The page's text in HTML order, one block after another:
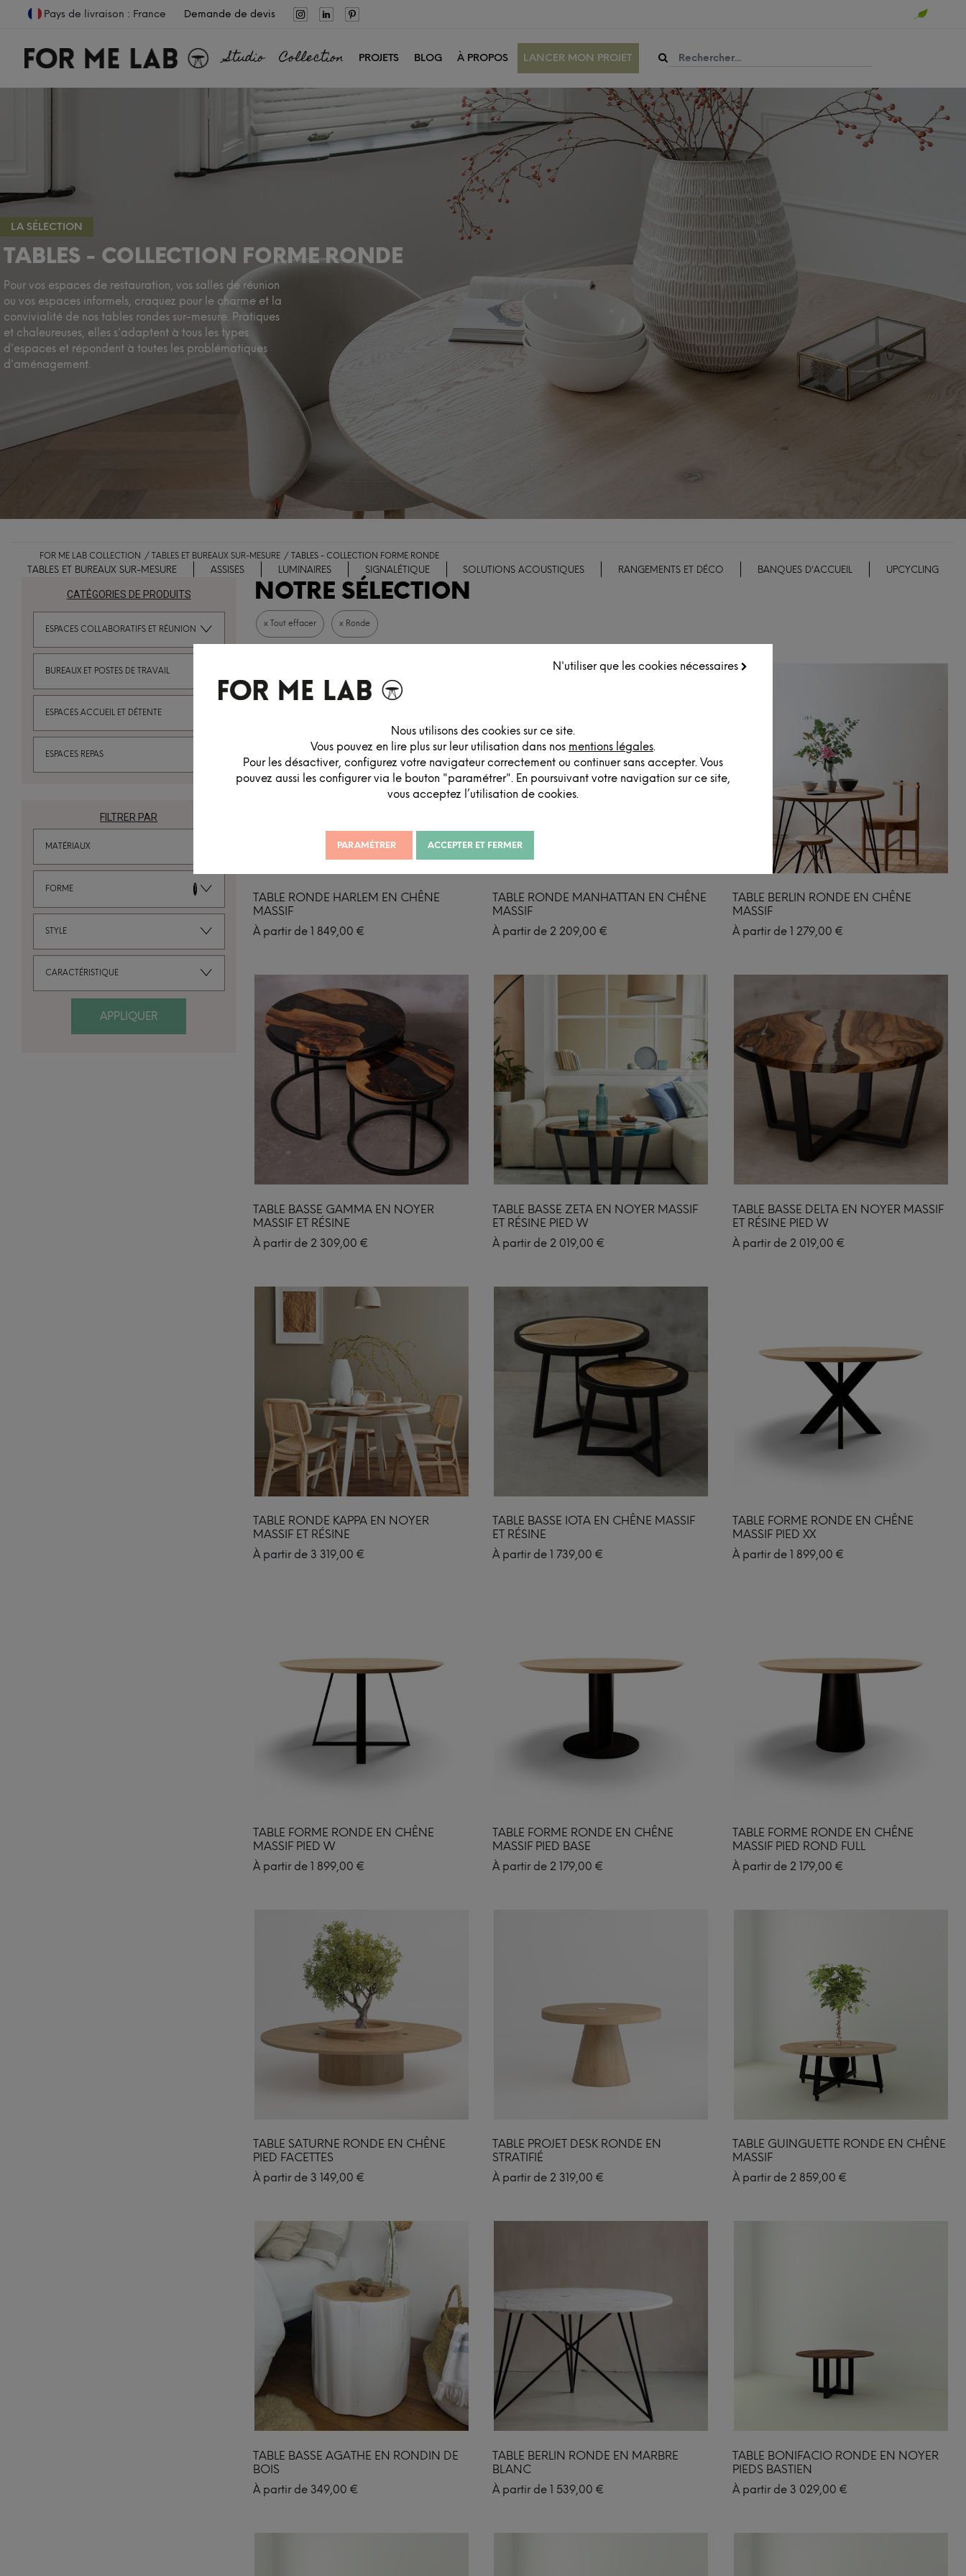
N'utiliser que les cookies nécessaires
Nous utilisons des cookies sur ce site.
Vous pouvez en lire plus sur leur utilisation dans nos mentions légales.
Pour les désactiver, configurez votre navigateur correctement ou continuer sans accepter. Vous
pouvez aussi les configurer via le bouton "paramétrer". En poursuivant votre navigation sur ce site,
vous acceptez l’utilisation de cookies.
PARAMÉTRER ACCEPTER ET FERMER
Pays de livraison : France Demande de devis
Studio Collection PROJETS BLOG À PROPOS LANCER MON PROJET
LA SÉLECTION
TABLES - COLLECTION FORME RONDE
Pour vos espaces de restauration, vos salles de réunion
ou vos espaces informels, craquez pour le charme et la
convivialité de nos tables rondes sur-mesure. Pratiques
et chaleureuses, elles s'adaptent à tous les types
d'espaces et répondent à toutes les problématiques
d'aménagement.
FOR ME LAB COLLECTION TABLES ET BUREAUX SUR-MESURE TABLES - COLLECTION FORME RONDE
TABLES ET BUREAUX SUR-MESURE ASSISES LUMINAIRES SIGNALÉTIQUE SOLUTIONS ACOUSTIQUES RANGEMENTS ET DÉCO BANQUES D'ACCUEIL UPCYCLING
CATÉGORIES DE PRODUITS
ESPACES COLLABORATIFS ET RÉUNION
BUREAUX ET POSTES DE TRAVAIL
ESPACES ACCUEIL ET DÉTENTE
ESPACES REPAS
FILTRER PAR
MATÉRIAUX
FORME 1
STYLE
CARACTÉRISTIQUE
APPLIQUER
NOTRE SÉLECTION
x Tout effacer x Ronde
TABLE RONDE HARLEM EN CHÊNE
MASSIF
À partir de 1 849,00 €
TABLE RONDE MANHATTAN EN CHÊNE
MASSIF
À partir de 2 209,00 €
TABLE BERLIN RONDE EN CHÊNE
MASSIF
À partir de 1 279,00 €
TABLE BASSE GAMMA EN NOYER
MASSIF ET RÉSINE
À partir de 2 309,00 €
TABLE BASSE ZETA EN NOYER MASSIF
ET RÉSINE PIED W
À partir de 2 019,00 €
TABLE BASSE DELTA EN NOYER MASSIF
ET RÉSINE PIED W
À partir de 2 019,00 €
TABLE RONDE KAPPA EN NOYER
MASSIF ET RÉSINE
À partir de 3 319,00 €
TABLE BASSE IOTA EN CHÊNE MASSIF
ET RÉSINE
À partir de 1 739,00 €
TABLE FORME RONDE EN CHÊNE
MASSIF PIED XX
À partir de 1 899,00 €
TABLE FORME RONDE EN CHÊNE
MASSIF PIED W
À partir de 1 899,00 €
TABLE FORME RONDE EN CHÊNE
MASSIF PIED BASE
À partir de 2 179,00 €
TABLE FORME RONDE EN CHÊNE
MASSIF PIED ROND FULL
À partir de 2 179,00 €
TABLE SATURNE RONDE EN CHÊNE
PIED FACETTES
À partir de 3 149,00 €
TABLE PROJET DESK RONDE EN
STRATIFIÉ
À partir de 2 319,00 €
TABLE GUINGUETTE RONDE EN CHÊNE
MASSIF
À partir de 2 859,00 €
TABLE BASSE AGATHE EN RONDIN DE
BOIS
À partir de 349,00 €
TABLE BERLIN RONDE EN MARBRE
BLANC
À partir de 1 539,00 €
TABLE BONIFACIO RONDE EN NOYER
PIEDS BASTIEN
À partir de 3 029,00 €